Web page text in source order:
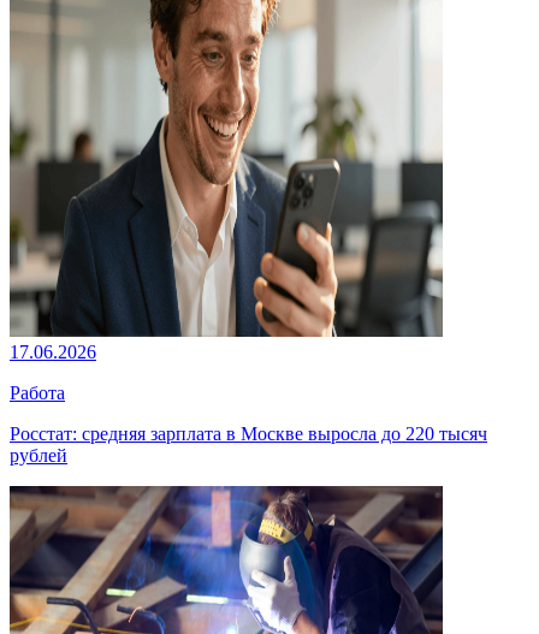
17.06.2026
Работа
Росстат: средняя зарплата в Москве выросла до 220 тысяч
рублей